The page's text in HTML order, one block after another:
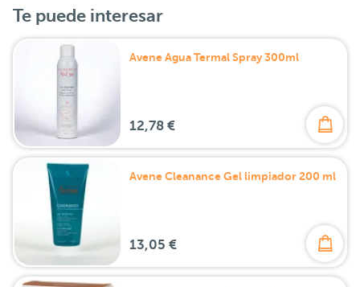
Te puede interesar
Avene Agua Termal Spray 300ml
12,78 €
Avene Cleanance Gel limpiador 200 ml
13,05 €